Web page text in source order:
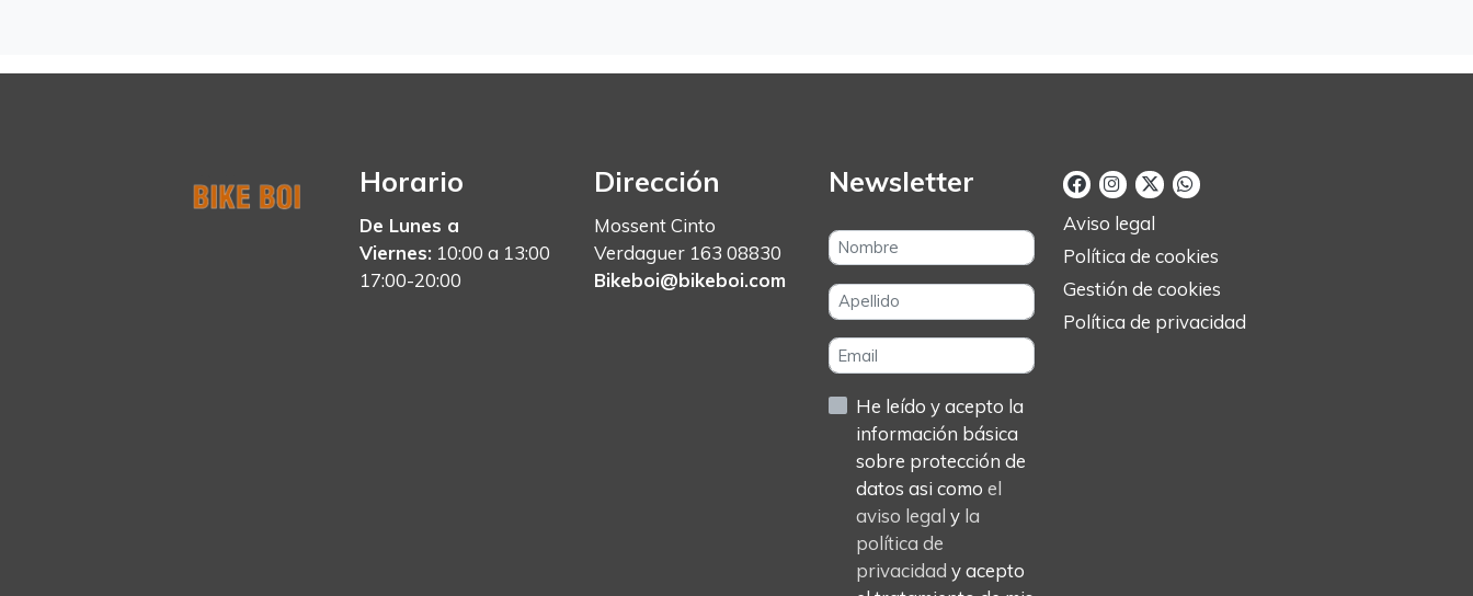
Horario
De Lunes a
Viernes: 10:00 a 13:00
17:00-20:00
Dirección
Mossent Cinto
Verdaguer 163 08830
Bikeboi@bikeboi.com
Newsletter
He leído y acepto la
información básica
sobre protección de
datos asi comoel
aviso legaly la
política de
privacidady acepto
Aviso legal
Política de cookies
Gestión de cookies
Política de privacidad